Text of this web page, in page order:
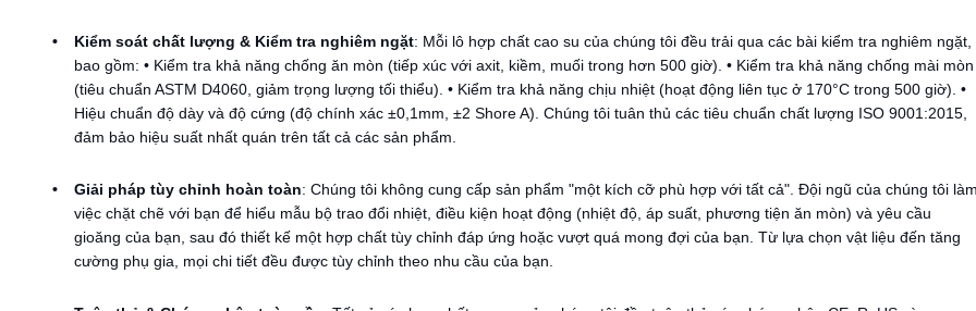
Kiểm soát chất lượng & Kiểm tra nghiêm ngặt: Mỗi lô hợp chất cao su của chúng tôi đều trải qua các bài kiểm tra nghiêm ngặt,
bao gồm: • Kiểm tra khả năng chống ăn mòn (tiếp xúc với axit, kiềm, muối trong hơn 500 giờ). • Kiểm tra khả năng chống mài mòn
(tiêu chuẩn ASTM D4060, giảm trọng lượng tối thiểu). • Kiểm tra khả năng chịu nhiệt (hoạt động liên tục ở 170°C trong 500 giờ). •
Hiệu chuẩn độ dày và độ cứng (độ chính xác ±0,1mm, ±2 Shore A). Chúng tôi tuân thủ các tiêu chuẩn chất lượng ISO 9001:2015,
đảm bảo hiệu suất nhất quán trên tất cả các sản phẩm.
Giải pháp tùy chỉnh hoàn toàn: Chúng tôi không cung cấp sản phẩm "một kích cỡ phù hợp với tất cả". Đội ngũ của chúng tôi
việc chặt chẽ với bạn để hiểu mẫu bộ trao đổi nhiệt, điều kiện hoạt động (nhiệt độ, áp suất, phương tiện ăn mòn) và yêu cầu
gioăng của bạn, sau đó thiết kế một hợp chất tùy chỉnh đáp ứng hoặc vượt quá mong đợi của bạn. Từ lựa chọn vật liệu đến tăng
cường phụ gia, mọi chi tiết đều được tùy chỉnh theo nhu cầu của bạn.